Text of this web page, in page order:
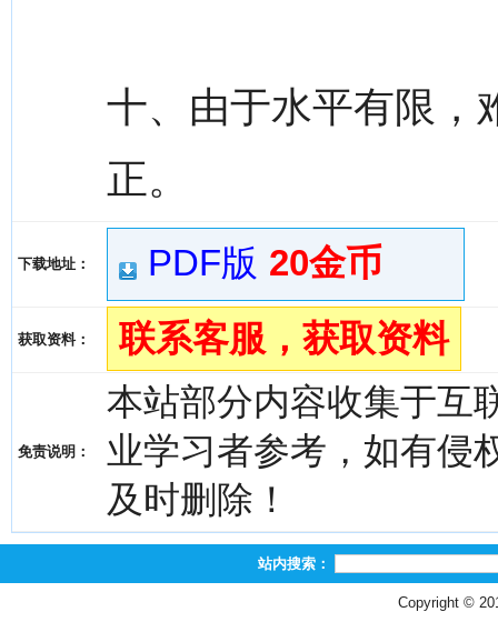
十、由于水平有限，
正。
下载地址： PDF版 20金币
获取资料： 联系客服，获取资料
免责说明：
本站部分内容收集于互
业学习者参考，如有侵
及时删除！
站内搜索：
Copyright ©